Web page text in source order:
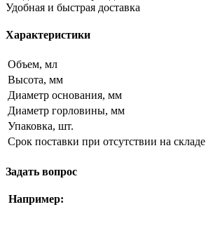
Удобная и быстрая доставка
Характеристики
Объем, мл
Высота, мм
Диаметр основания, мм
Диаметр горловины, мм
Упаковка, шт.
Срок поставки при отсутствии на складе
Задать вопрос
Например: